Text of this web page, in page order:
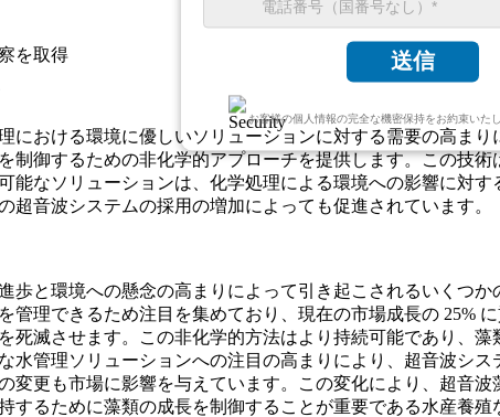
送信
お客様の個人情報の完全な機密保持をお約束いた
を取得
における環境に優しいソリューションに対する需要の高ま
制御するための非化学的アプローチを提供します。この技
能なソリューションは、化学処理による環境への影響に対
超音波システムの採用の増加によっても促進されています。
歩と環境への懸念の高まりによって引き起こされるいくつ
管理できるため注目を集めており、現在の市場成長の 25%
死滅させます。この非化学的方法はより持続可能であり、
水管理ソリューションへの注目の高まりにより、超音波シ
変更も市場に影響を与えています。この変化により、超音
するために藻類の成長を制御することが重要である水産養